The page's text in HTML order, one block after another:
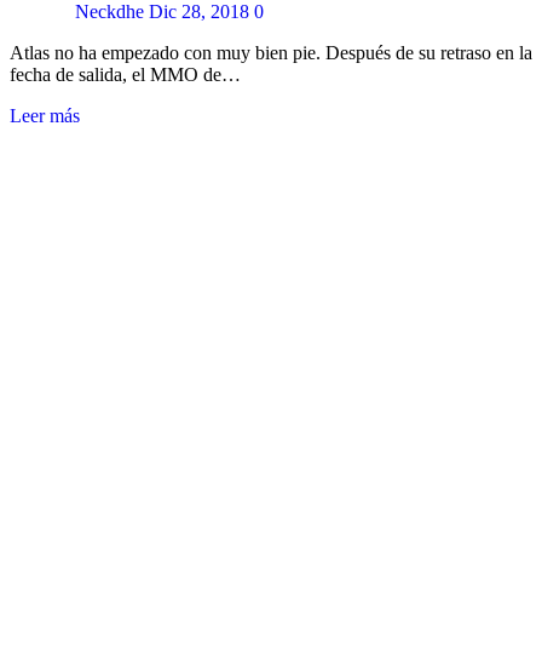
Neckdhe Dic 28, 2018 0
Atlas no ha empezado con muy bien pie. Después de su retraso en la
fecha de salida, el MMO de…
Leer más